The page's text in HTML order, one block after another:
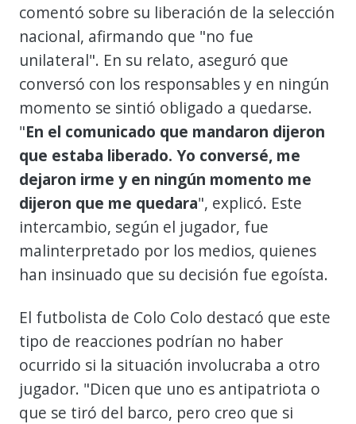
comentó sobre su liberación de la selección
nacional, afirmando que "no fue
unilateral". En su relato, aseguró que
conversó con los responsables y en ningún
momento se sintió obligado a quedarse.
"En el comunicado que mandaron dijeron
que estaba liberado. Yo conversé, me
dejaron irme y en ningún momento me
dijeron que me quedara", explicó. Este
intercambio, según el jugador, fue
malinterpretado por los medios, quienes
han insinuado que su decisión fue egoísta.
El futbolista de Colo Colo destacó que este
tipo de reacciones podrían no haber
ocurrido si la situación involucraba a otro
jugador. "Dicen que uno es antipatriota o
que se tiró del barco, pero creo que si